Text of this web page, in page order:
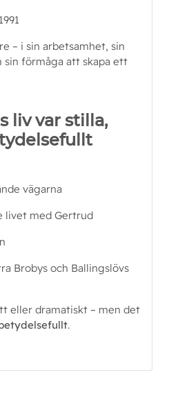
– i sin arbetsamhet, sin
sin förmåga att skapa ett
liv var stilla,
vägarna
livet med Gertrud
Brobys och Ballingslövs
eller dramatiskt – men det
.